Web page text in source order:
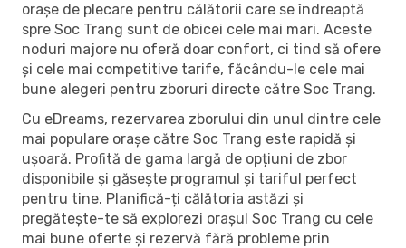
orașe de plecare pentru călătorii care se îndreaptă
spre Soc Trang sunt de obicei cele mai mari. Aceste
noduri majore nu oferă doar confort, ci tind să ofere
și cele mai competitive tarife, făcându-le cele mai
bune alegeri pentru zboruri directe către Soc Trang.
Cu eDreams, rezervarea zborului din unul dintre cele
mai populare orașe către Soc Trang este rapidă și
ușoară. Profită de gama largă de opțiuni de zbor
disponibile și găsește programul și tariful perfect
pentru tine. Planifică-ți călătoria astăzi și
pregătește-te să explorezi orașul Soc Trang cu cele
mai bune oferte și rezervă fără probleme prin